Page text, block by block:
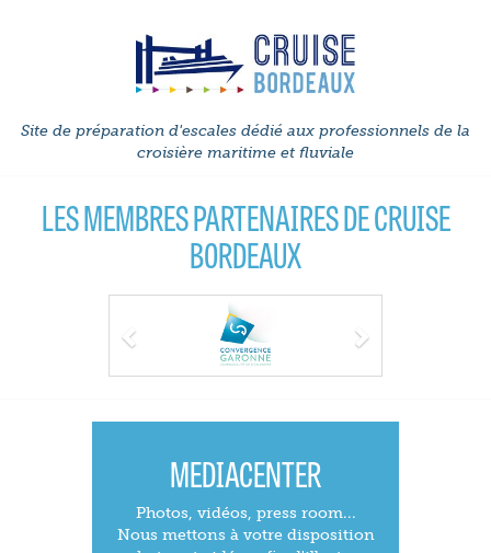
Site de préparation d'escales dédié aux professionnels de la
croisière maritime et fluviale
LES MEMBRES PARTENAIRES DE CRUISE
BORDEAUX
MEDIACENTER
Photos, vidéos, press room...
Nous mettons à votre disposition